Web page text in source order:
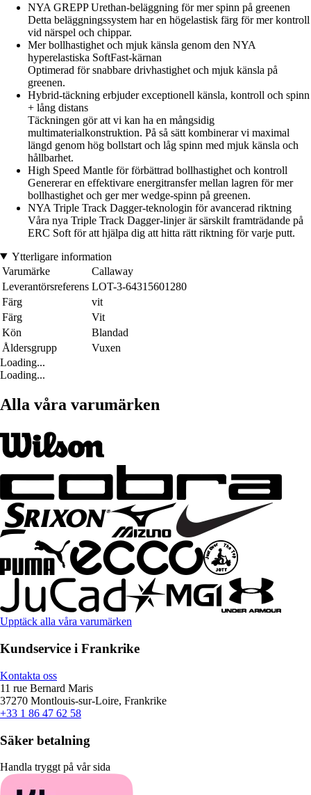
NYA GREPP Urethan-beläggning för mer spinn på greenen
Detta beläggningssystem har en högelastisk färg för mer kontroll
vid närspel och chippar.
Mer bollhastighet och mjuk känsla genom den NYA
hyperelastiska SoftFast-kärnan
Optimerad för snabbare drivhastighet och mjuk känsla på
greenen.
Hybrid-täckning erbjuder exceptionell känsla, kontroll och spinn
+ lång distans
Täckningen gör att vi kan ha en mångsidig
multimaterialkonstruktion. På så sätt kombinerar vi maximal
längd genom hög bollstart och låg spinn med mjuk känsla och
hållbarhet.
High Speed Mantle för förbättrad bollhastighet och kontroll
Genererar en effektivare energitransfer mellan lagren för mer
bollhastighet och ger mer wedge-spinn på greenen.
NYA Triple Track Dagger-teknologin för avancerad riktning
Våra nya Triple Track Dagger-linjer är särskilt framträdande på
ERC Soft för att hjälpa dig att hitta rätt riktning för varje putt.
Ytterligare information
Varumärke
Callaway
Leverantörsreferens LOT-3-64315601280
Färg
vit
Färg
Vit
Kön
Blandad
Åldersgrupp
Vuxen
Loading...
Loading...
Alla våra varumärken
Upptäck alla våra varumärken
Kundservice i Frankrike
Kontakta oss
11 rue Bernard Maris
37270 Montlouis-sur-Loire, Frankrike
+33 1 86 47 62 58
Säker betalning
Handla tryggt på vår sida